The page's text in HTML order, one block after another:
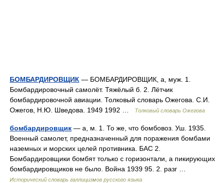
БОМБАРДИРОВЩИК — БОМБАРДИРОВЩИК, а, муж. 1.
Бомбардировочный самолёт. Тяжёлый б. 2. Лётчик
бомбардировочной авиации. Толковый словарь Ожегова. С.И.
Ожегов, Н.Ю. Шведова. 1949 1992 …
Толковый словарь Ожегова
бомбардировщик — а, м. 1. То же, что бомбовоз. Уш. 1935.
Военный самолет, предназначенный для поражения бомбами
наземных и морских целей противника. БАС 2.
Бомбардировщики бомбят только с горизонтали, а пикирующих
бомбардировщиков не было. Война 1939 95. 2. разг …
Исторический словарь галлицизмов русского языка